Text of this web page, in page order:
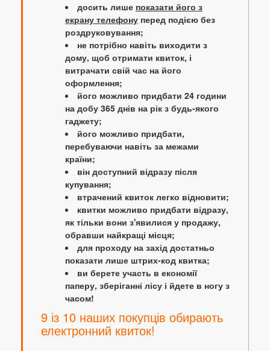
досить лише показати його з
екрану телефону перед подією без
роздруковування;
не потрібно навіть виходити з
дому, щоб отримати квиток, і
витрачати свій час на його
оформлення;
його можливо придбати 24 години
на добу 365 днів на рік з будь-якого
гаджету;
його можливо придбати,
перебуваючи навіть за межами
країни;
він доступний відразу після
купування;
втрачений квиток легко відновити;
квитки можливо придбати відразу,
як тільки вони з'явилися у продажу,
обравши найкращі місця;
для проходу на захід достатньо
показати лише штрих-код квитка;
ви берете участь в економії
паперу, зберіганні лісу і йдете в ногу з
часом!
9 із 10 наших покупців обирають
електронний квиток!